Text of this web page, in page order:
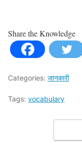
Share the Knowledge
Categories: जानकारी
Tags: vocabulary